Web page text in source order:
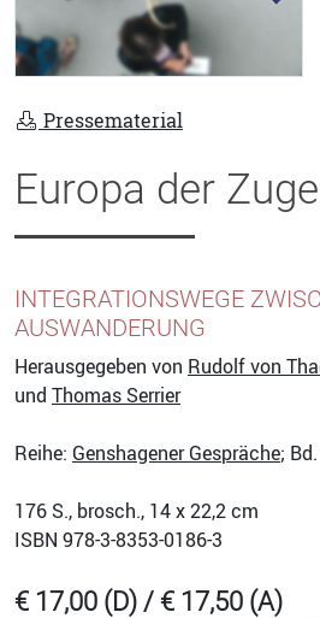
Pressematerial
Europa der
INTEGRATIONSWEGE
AUSWANDERUNG
Herausgegeben von Rudolf von
und Thomas Serrier
Reihe: Genshagener Gespräche;
176 S., brosch., 14 x 22,2 cm
ISBN 978-3-8353-0186-3
€ 17,00 (D) / € 17,50 (A)